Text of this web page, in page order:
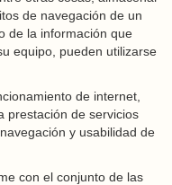
de navegación de un
de la información que
equipo, pueden utilizarse
de internet,
prestación de servicios
y usabilidad de
con el conjunto de las